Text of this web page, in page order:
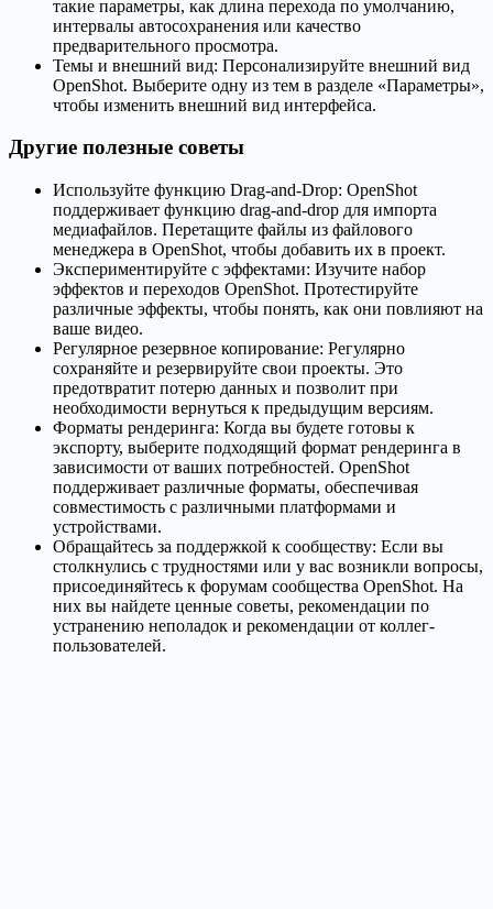
такие параметры, как длина перехода по умолчанию,
интервалы автосохранения или качество
предварительного просмотра.
Темы и внешний вид: Персонализируйте внешний вид
OpenShot. Выберите одну из тем в разделе «Параметры»,
чтобы изменить внешний вид интерфейса.
Другие полезные советы
Используйте функцию Drag-and-Drop: OpenShot
поддерживает функцию drag-and-drop для импорта
медиафайлов. Перетащите файлы из файлового
менеджера в OpenShot, чтобы добавить их в проект.
Экспериментируйте с эффектами: Изучите набор
эффектов и переходов OpenShot. Протестируйте
различные эффекты, чтобы понять, как они повлияют на
ваше видео.
Регулярное резервное копирование: Регулярно
сохраняйте и резервируйте свои проекты. Это
предотвратит потерю данных и позволит при
необходимости вернуться к предыдущим версиям.
Форматы рендеринга: Когда вы будете готовы к
экспорту, выберите подходящий формат рендеринга в
зависимости от ваших потребностей. OpenShot
поддерживает различные форматы, обеспечивая
совместимость с различными платформами и
устройствами.
Обращайтесь за поддержкой к сообществу: Если вы
столкнулись с трудностями или у вас возникли вопросы,
присоединяйтесь к форумам сообщества OpenShot. На
них вы найдете ценные советы, рекомендации по
устранению неполадок и рекомендации от коллег-
пользователей.